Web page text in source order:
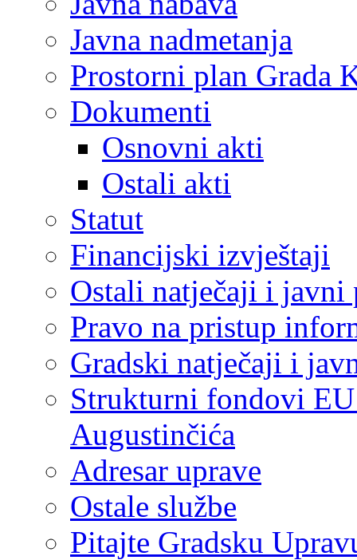
Javna nadmetanja
Prostorni plan Grada
Dokumenti
Osnovni akti
Ostali akti
Statut
Financijski izvještaji
Ostali natječaji i javni
Pravo na pristup
Gradski natječaji i
Strukturni fondovi
Augustinčića
Adresar uprave
Ostale službe
Pitajte Gradsku